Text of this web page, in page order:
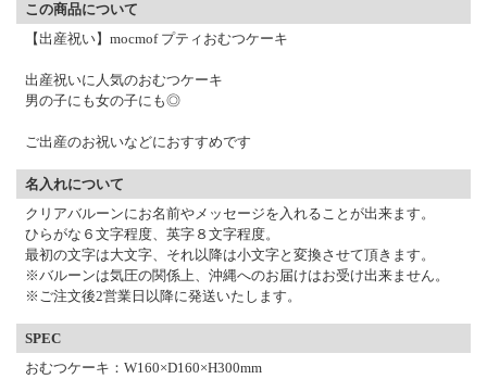
この商品について
【出産祝い】mocmof プティおむつケーキ
出産祝いに人気のおむつケーキ
男の子にも女の子にも◎
ご出産のお祝いなどにおすすめです
名入れについて
クリアバルーンにお名前やメッセージを入れることが出来ます。
ひらがな６文字程度、英字８文字程度。
最初の文字は大文字、それ以降は小文字と変換させて頂きます。
※バルーンは気圧の関係上、沖縄へのお届けはお受け出来ません。
※ご注文後2営業日以降に発送いたします。
SPEC
おむつケーキ：W160×D160×H300mm